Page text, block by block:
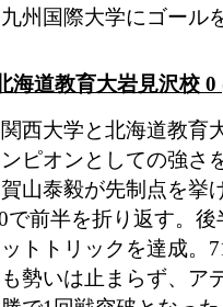
九州国際大学にゴール
海道教育大岩見沢校 0
西大学と北海道教育
ンピオンとしての強さ
山泰毅が先制点を挙
で前半を折り返す。
トトリックを達成。
勢いは止まらず、ア